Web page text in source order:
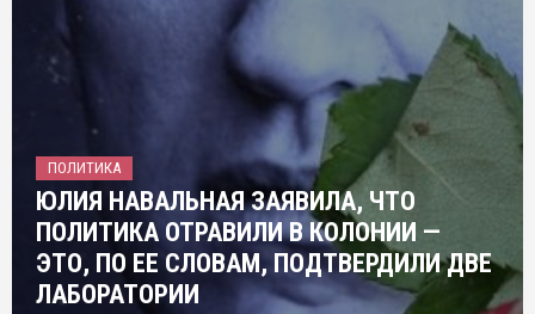
ПОЛИТИКА
ЮЛИЯ НАВАЛЬНАЯ ЗАЯВИЛА, ЧТО
ПОЛИТИКА ОТРАВИЛИ В КОЛОНИИ —
ЭТО, ПО ЕЕ СЛОВАМ, ПОДТВЕРДИЛИ ДВЕ
ЛАБОРАТОРИИ